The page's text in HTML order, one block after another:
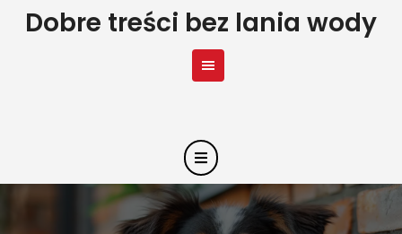
SkipDobre treści bez lania wody